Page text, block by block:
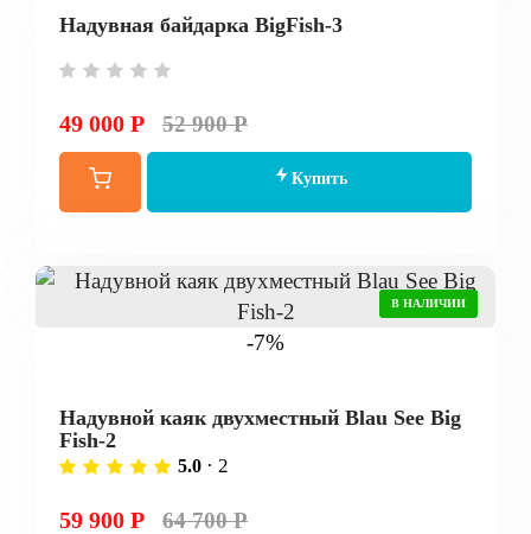
Надувная байдарка BigFish-3
49 000 Р 52 900 Р
Купить
-7%
В НАЛИЧИИ
Надувной каяк двухместный Blau See Big
Fish-2
5.0 · 2
59 900 Р 64 700 Р